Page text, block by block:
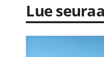
Lue